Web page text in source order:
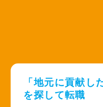
「地元に貢献し
を探して転職